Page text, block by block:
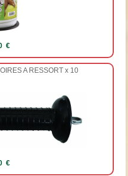
€
A RESSORT x 10
€